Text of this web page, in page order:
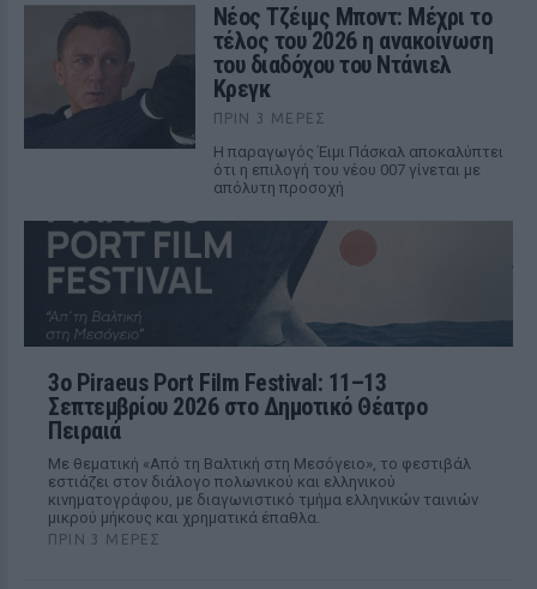
Νέος Τζέιμς Μποντ: Μέχρι το
τέλος του 2026 η ανακοίνωση
του διαδόχου του Ντάνιελ
Κρεγκ
ΠΡΙΝ 3 ΜΈΡΕΣ
Η παραγωγός Έιμι Πάσκαλ αποκαλύπτει
ότι η επιλογή του νέου 007 γίνεται με
απόλυτη προσοχή
3ο Piraeus Port Film Festival: 11–13
Σεπτεμβρίου 2026 στο Δημοτικό Θέατρο
Πειραιά
Με θεματική «Από τη Βαλτική στη Μεσόγειο», το φεστιβάλ
εστιάζει στον διάλογο πολωνικού και ελληνικού
κινηματογράφου, με διαγωνιστικό τμήμα ελληνικών ταινιών
μικρού μήκους και χρηματικά έπαθλα.
ΠΡΙΝ 3 ΜΈΡΕΣ